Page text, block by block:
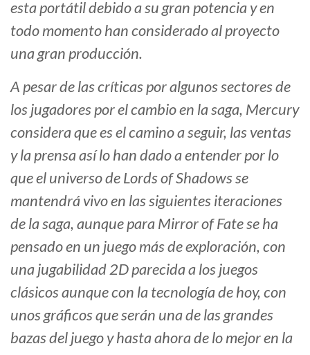
esta portátil debido a su gran potencia y en
todo momento han considerado al proyecto
una gran producción.
A pesar de las críticas por algunos sectores de
los jugadores por el cambio en la saga, Mercury
considera que es el camino a seguir, las ventas
y la prensa así lo han dado a entender por lo
que el universo de Lords of Shadows se
mantendrá vivo en las siguientes iteraciones
de la saga, aunque para Mirror of Fate se ha
pensado en un juego más de exploración, con
una jugabilidad 2D parecida a los juegos
clásicos aunque con la tecnología de hoy, con
unos gráficos que serán una de las grandes
bazas del juego y hasta ahora de lo mejor en la